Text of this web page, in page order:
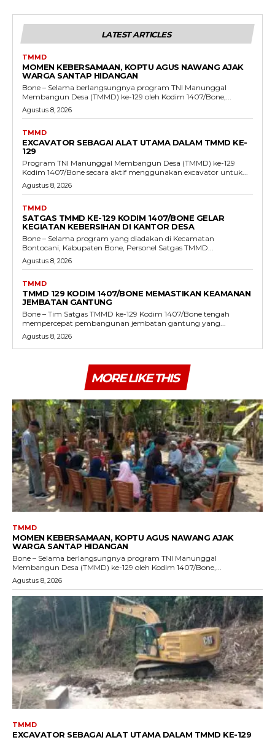
LATEST ARTICLES
TMMD
MOMEN KEBERSAMAAN, KOPTU AGUS NAWANG AJAK
WARGA SANTAP HIDANGAN
Bone – Selama berlangsungnya program TNI Manunggal
Membangun Desa (TMMD) ke-129 oleh Kodim 1407/Bone,...
Agustus 8, 2026
TMMD
EXCAVATOR SEBAGAI ALAT UTAMA DALAM TMMD KE-
129
Program TNI Manunggal Membangun Desa (TMMD) ke-129
Kodim 1407/Bone secara aktif menggunakan excavator untuk...
Agustus 8, 2026
TMMD
SATGAS TMMD KE-129 KODIM 1407/BONE GELAR
KEGIATAN KEBERSIHAN DI KANTOR DESA
Bone – Selama program yang diadakan di Kecamatan
Bontocani, Kabupaten Bone, Personel Satgas TMMD...
Agustus 8, 2026
TMMD
TMMD 129 KODIM 1407/BONE MEMASTIKAN KEAMANAN
JEMBATAN GANTUNG
Bone – Tim Satgas TMMD ke-129 Kodim 1407/Bone tengah
mempercepat pembangunan jembatan gantung yang...
Agustus 8, 2026
MORE LIKE THIS
TMMD
MOMEN KEBERSAMAAN, KOPTU AGUS NAWANG AJAK
WARGA SANTAP HIDANGAN
Bone – Selama berlangsungnya program TNI Manunggal
Membangun Desa (TMMD) ke-129 oleh Kodim 1407/Bone,...
Agustus 8, 2026
TMMD
EXCAVATOR SEBAGAI ALAT UTAMA DALAM TMMD KE-129